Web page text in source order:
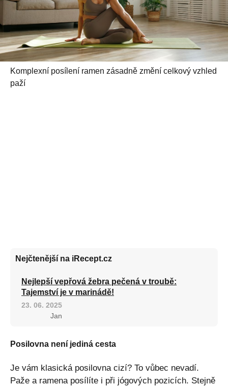
Komplexní posílení ramen zásadně změní celkový vzhled
paží
Nejčtenější na iRecept.cz
Nejlepší vepřová žebra pečená v troubě:
Tajemství je v marinádě!
23. 06. 2025
Jan
Posilovna není jediná cesta
Je vám klasická posilovna cizí? To vůbec nevadí.
Paže a ramena posílíte i při jógových pozicích. Stejně